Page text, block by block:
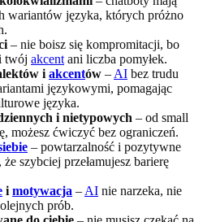
wariantów języka, których próżno
– nie boisz się kompromitacji, bo
twój akcent ani liczba pomyłek.
i akcentów – AI bez trudu
językowymi, pomagając
języka.
i nietypowych – od small
możesz ćwiczyć bez ograniczeń.
– powtarzalność i pozytywne
szybciej przełamujesz barierę
i motywacja – AI nie narzeka, nie
prób.